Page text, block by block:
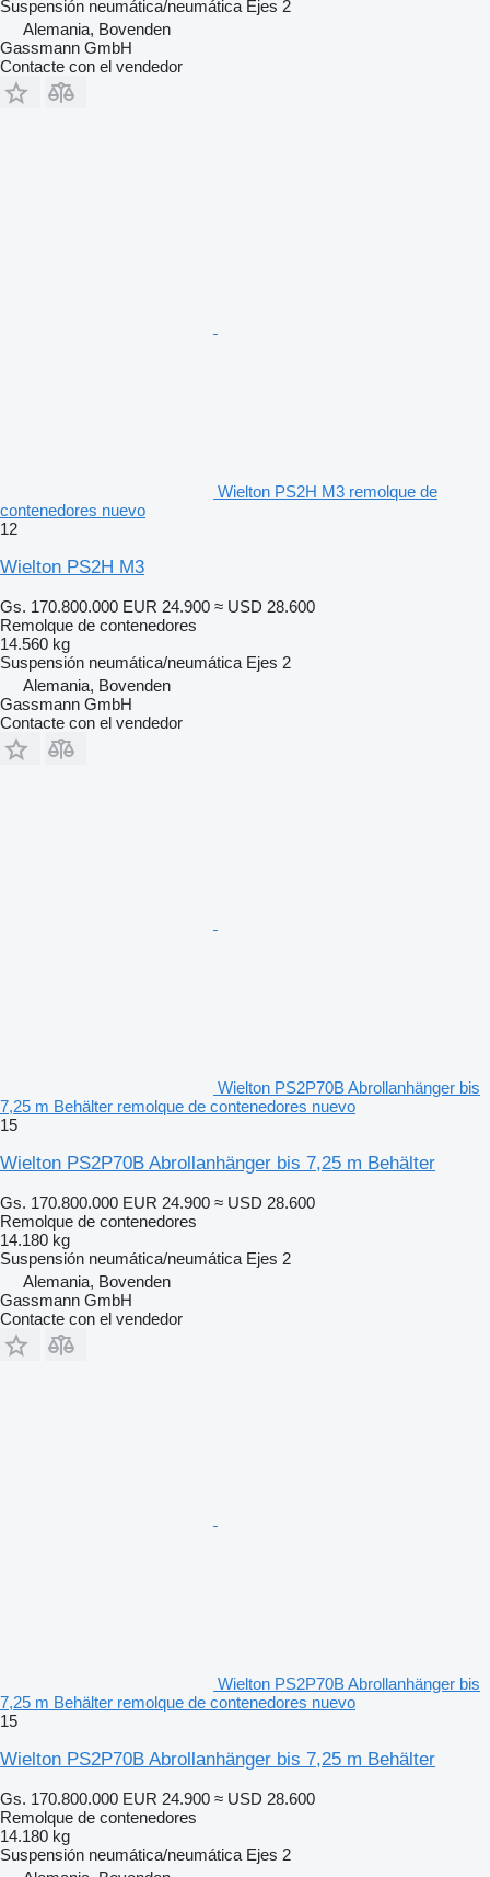
Suspensión neumática/neumática Ejes 2
Alemania, Bovenden
Gassmann GmbH
Contacte con el vendedor
Wielton PS2H M3 remolque de
contenedores nuevo
12
Wielton PS2H M3
Gs. 170.800.000 EUR 24.900 ≈ USD 28.600
Remolque de contenedores
14.560 kg
Suspensión neumática/neumática Ejes 2
Alemania, Bovenden
Gassmann GmbH
Contacte con el vendedor
Wielton PS2P70B Abrollanhänger bis
7,25 m Behälter remolque de contenedores nuevo
15
Wielton PS2P70B Abrollanhänger bis 7,25 m Behälter
Gs. 170.800.000 EUR 24.900 ≈ USD 28.600
Remolque de contenedores
14.180 kg
Suspensión neumática/neumática Ejes 2
Alemania, Bovenden
Gassmann GmbH
Contacte con el vendedor
Wielton PS2P70B Abrollanhänger bis
7,25 m Behälter remolque de contenedores nuevo
15
Wielton PS2P70B Abrollanhänger bis 7,25 m Behälter
Gs. 170.800.000 EUR 24.900 ≈ USD 28.600
Remolque de contenedores
14.180 kg
Suspensión neumática/neumática Ejes 2